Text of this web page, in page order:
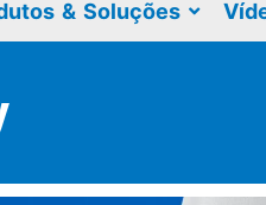
& Soluções